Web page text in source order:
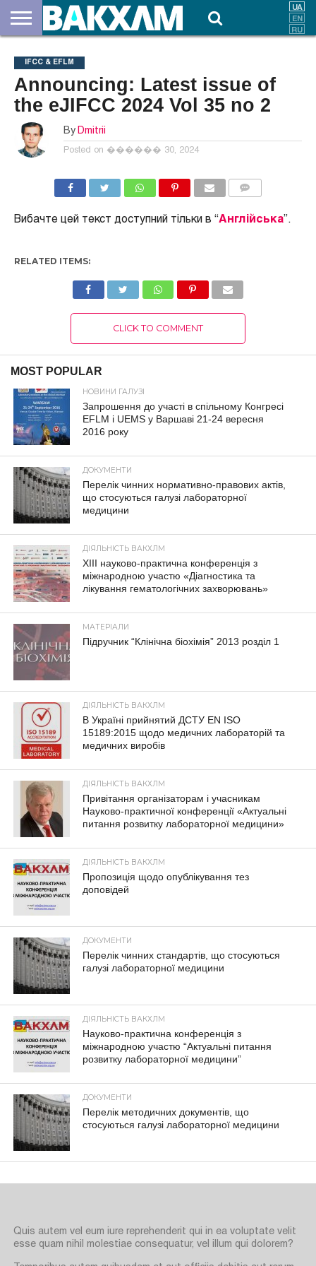
НАС
ВНЕСКИ
ДОКУМЕНТИ
НОВИНИ
КОНТАКТИ
IFCC & EFLM
Announcing: Latest issue of
the eJIFCC 2024 Vol 35 no 2
By Dmitrii
Posted on ������ 30, 2024
Вибачте цей текст доступний тільки в “Англійська”.
RELATED ITEMS:
CLICK TO COMMENT
MOST POPULAR
НОВИНИ ГАЛУЗІ
Запрошення до участі в спільному Конгресі
EFLM і UEMS у Варшаві 21-24 вересня
2016 року
ДОКУМЕНТИ
Перелік чинних нормативно-правових актів,
що стосуються галузі лабораторної
медицини
ДІЯЛЬНІСТЬ ВАКХЛМ
XIII науково-практична конференція з
міжнародною участю «Діагностика та
лікування гематологічних захворювань»
МАТЕРІАЛИ
Підручник “Клінічна біохімія” 2013 розділ 1
ДІЯЛЬНІСТЬ ВАКХЛМ
В Україні прийнятий ДСТУ EN ISO
15189:2015 щодо медичних лабораторій та
медичних виробів
ДІЯЛЬНІСТЬ ВАКХЛМ
Привітання організаторам і учасникам
Науково-практичної конференції «Актуальні
питання розвитку лабораторної медицини»
ДІЯЛЬНІСТЬ ВАКХЛМ
Пропозиція щодо опублікування тез
доповідей
ДОКУМЕНТИ
Перелік чинних стандартів, що стосуються
галузі лабораторної медицини
ДІЯЛЬНІСТЬ ВАКХЛМ
Науково-практична конференція з
міжнародною участю “Актуальні питання
розвитку лабораторної медицини”
ДОКУМЕНТИ
Перелік методичних документів, що
стосуються галузі лабораторної медицини
Quis autem vel eum iure reprehenderit qui in ea voluptate velit
esse quam nihil molestiae consequatur, vel illum qui dolorem?